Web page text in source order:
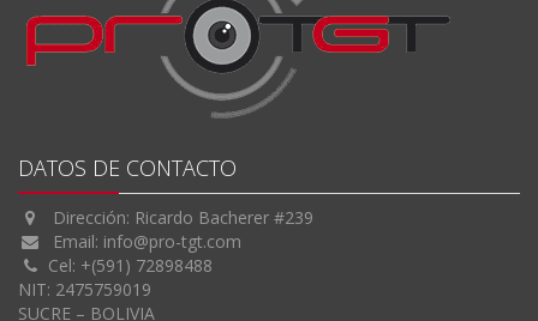
DATOS DE CONTACTO
Dirección: Ricardo Bacherer #239
Email: info@pro-tgt.com
Cel: +(591) 72898488
NIT: 2475759019
SUCRE – BOLIVIA